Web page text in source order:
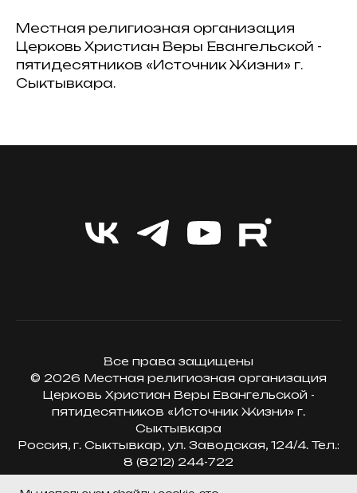
Местная религиозная организация
Церковь Христиан Веры Евангельской -
пятидесятников «Источник Жизни» г.
Сыктывкара.
Все права защищены
© 2026 Местная религиозная организация
Церковь Христиан Веры Евангельской -
пятидесятников «Источник Жизни» г.
Сыктывкара
Россия, г. Сыктывкар, ул. Заводская, 124/4. Тел.:
8 (8212) 244-722
политика конфиденциальности